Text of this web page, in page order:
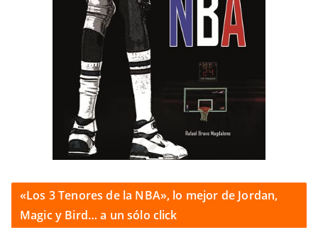
«Los 3 Tenores de la NBA», lo mejor de Jordan,
Magic y Bird… a un sólo click